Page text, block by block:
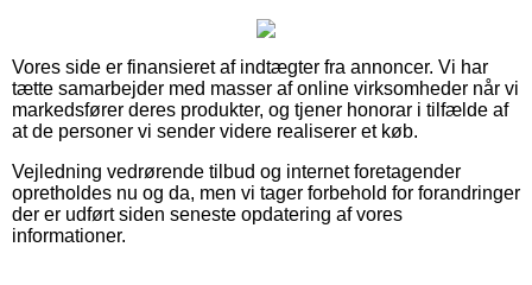
Vores side er finansieret af indtægter fra annoncer. Vi har
tætte samarbejder med masser af online virksomheder når vi
markedsfører deres produkter, og tjener honorar i tilfælde af
at de personer vi sender videre realiserer et køb.
Vejledning vedrørende tilbud og internet foretagender
opretholdes nu og da, men vi tager forbehold for forandringer
der er udført siden seneste opdatering af vores
informationer.